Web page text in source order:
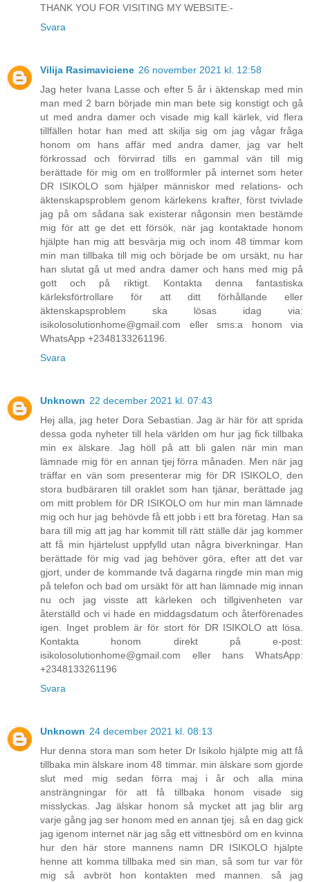
THANK YOU FOR VISITING MY WEBSITE:-
Svara
Vilija Rasimaviciene 26 november 2021 kl. 12:58
Jag heter Ivana Lasse och efter 5 år i äktenskap med min
man med 2 barn började min man bete sig konstigt och gå
ut med andra damer och visade mig kall kärlek, vid flera
tillfällen hotar han med att skilja sig om jag vågar fråga
honom om hans affär med andra damer, jag var helt
förkrossad och förvirrad tills en gammal vän till mig
berättade för mig om en trollformler på internet som heter
DR ISIKOLO som hjälper människor med relations- och
äktenskapsproblem genom kärlekens krafter, först tvivlade
jag på om sådana sak existerar någonsin men bestämde
mig för att ge det ett försök, när jag kontaktade honom
hjälpte han mig att besvärja mig och inom 48 timmar kom
min man tillbaka till mig och började be om ursäkt, nu har
han slutat gå ut med andra damer och hans med mig på
gott och på riktigt. Kontakta denna fantastiska
kärleksförtrollare för att ditt förhållande eller
äktenskapsproblem ska lösas idag via:
isikolosolutionhome@gmail.com eller sms:a honom via
WhatsApp +2348133261196.
Svara
Unknown 22 december 2021 kl. 07:43
Hej alla, jag heter Dora Sebastian. Jag är här för att sprida
dessa goda nyheter till hela världen om hur jag fick tillbaka
min ex älskare. Jag höll på att bli galen när min man
lämnade mig för en annan tjej förra månaden. Men när jag
träffar en vän som presenterar mig för DR ISIKOLO, den
stora budbäraren till oraklet som han tjänar, berättade jag
om mitt problem för DR ISIKOLO om hur min man lämnade
mig och hur jag behövde få ett jobb i ett bra företag. Han sa
bara till mig att jag har kommit till rätt ställe där jag kommer
att få min hjärtelust uppfylld utan några biverkningar. Han
berättade för mig vad jag behöver göra, efter att det var
gjort, under de kommande två dagarna ringde min man mig
på telefon och bad om ursäkt för att han lämnade mig innan
nu och jag visste att kärleken och tillgivenheten var
återställd och vi hade en middagsdatum och återförenades
igen. Inget problem är för stort för DR ISIKOLO att lösa.
Kontakta honom direkt på e-post:
isikolosolutionhome@gmail.com eller hans WhatsApp:
+2348133261196
Svara
Unknown 24 december 2021 kl. 08:13
Hur denna stora man som heter Dr Isikolo hjälpte mig att få
tillbaka min älskare inom 48 timmar. min älskare som gjorde
slut med mig sedan förra maj i år och alla mina
ansträngningar för att få tillbaka honom visade sig
misslyckas. Jag älskar honom så mycket att jag blir arg
varje gång jag ser honom med en annan tjej. så en dag gick
jag igenom internet när jag såg ett vittnesbörd om en kvinna
hur den här store mannens namn DR ISIKOLO hjälpte
henne att komma tillbaka med sin man, så som tur var för
mig så avbröt hon kontakten med mannen. så jag